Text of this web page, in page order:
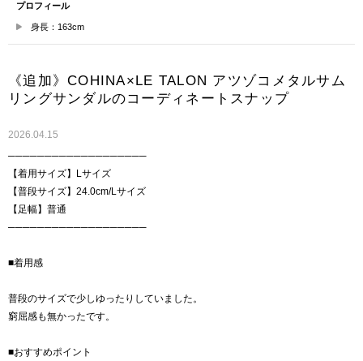
プロフィール
身長：163cm
《追加》COHINA×LE TALON アツゾコメタルサム
リングサンダルのコーディネートスナップ
2026.04.15
───────────────────
【着用サイズ】Lサイズ
【普段サイズ】24.0cm/Lサイズ
【足幅】普通
───────────────────
■着用感
普段のサイズで少しゆったりしていました。
窮屈感も無かったです。
■おすすめポイント